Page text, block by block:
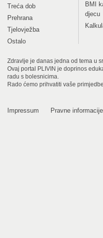
Treća dob
Prehrana
Tjelovježba
Ostalo
BMI
djecu
Zdravlje je danas jedna od tema u
Ovaj portal PLIVIN je doprinos
radu s bolesnicima.
Rado ćemo prihvatiti vaše
Impressum Pravne informacije